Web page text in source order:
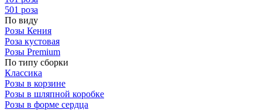
501 роза
По виду
Розы Кения
Роза кустовая
Розы Premium
По типу сборки
Классика
Розы в корзине
Розы в шляпной коробке
Розы в форме сердца